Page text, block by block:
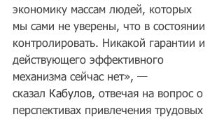
экономику массам людей, которых
мы сами не уверены, что в состоянии
контролировать. Никакой гарантии и
действующего эффективного
механизма сейчас нет», —
сказал Кабулов, отвечая на вопрос о
перспективах привлечения трудовых